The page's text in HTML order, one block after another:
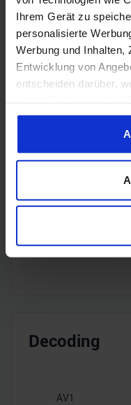
Ihrem Gerät zu
personalisierte
Werbung und Inhalten,
Entwicklung von
entscheiden darüber,
Cookie-Erklärung
Trigger Symbol ändern
Informationen
welche bis auf
Ihr Gerät durch
Erfahren Sie mehr
personalisieren,
DisplayPort
Encoding
H.265
H.264
Decoding
AV1